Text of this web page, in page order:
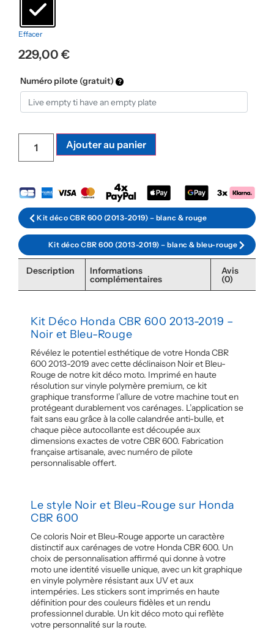
Effacer
229,00 €
Numéro pilote (gratuit)
Ajouter au panier
Kit déco CBR 600 (2013-2019) – blanc & rouge
Kit déco CBR 600 (2013-2019) – blanc & bleu-rouge
Description Informations
complémentaires
Avis
(0)
Kit Déco Honda CBR 600 2013-2019 –
Noir et Bleu-Rouge
Révélez le potentiel esthétique de votre Honda CBR
600 2013-2019 avec cette déclinaison Noir et Bleu-
Rouge de notre kit déco moto. Imprimé en haute
résolution sur vinyle polymère premium, ce kit
graphique transforme l’allure de votre machine tout en
protégeant durablement vos carénages. L’application se
fait sans eau grâce à la colle calandrée anti-bulle, et
chaque pièce autocollante est découpée aux
dimensions exactes de votre CBR 600. Fabrication
française artisanale, avec numéro de pilote
personnalisable offert.
Le style Noir et Bleu-Rouge sur Honda
CBR 600
Ce coloris Noir et Bleu-Rouge apporte un caractère
distinctif aux carénages de votre Honda CBR 600. Un
choix de personnalisation affirmé qui donne à votre
moto une identité visuelle unique, avec un kit graphique
en vinyle polymère résistant aux UV et aux
intempéries. Les stickers sont imprimés en haute
définition pour des couleurs fidèles et un rendu
professionnel durable. Un kit déco moto qui reflète
votre personnalité sur la route.